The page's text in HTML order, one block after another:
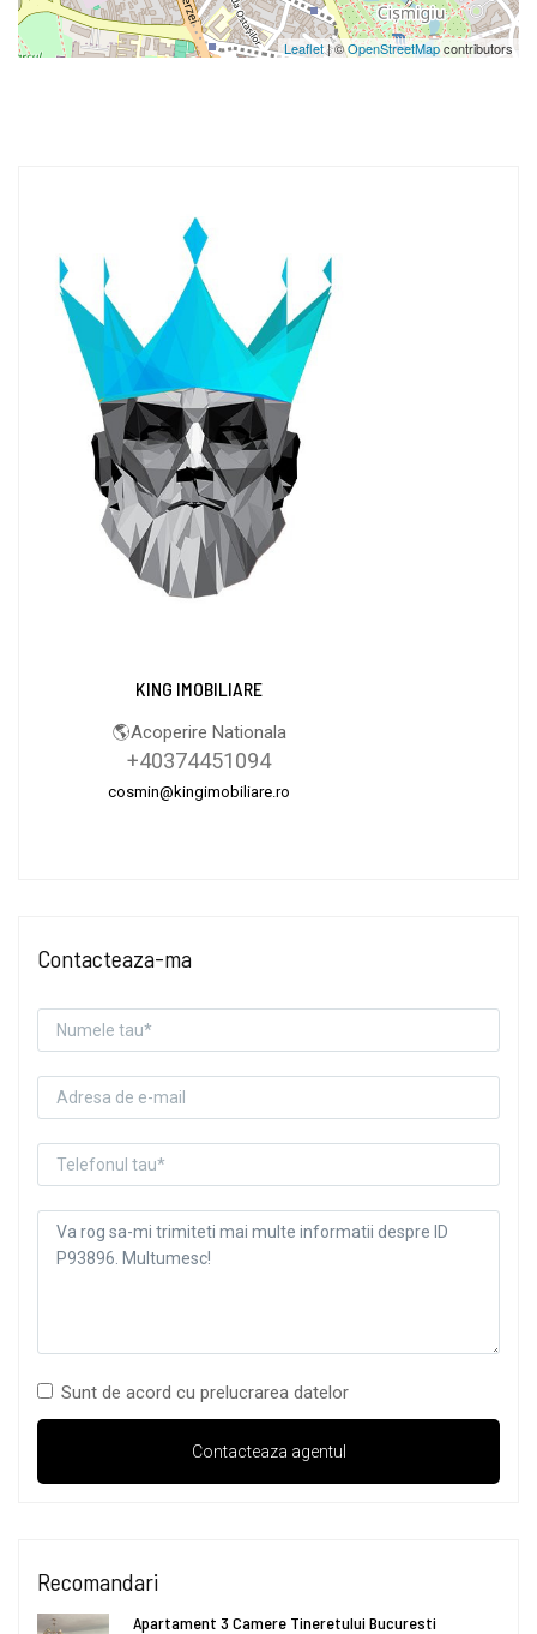
Leaflet| ©OpenStreetMapcontributors
KING IMOBILIARE
🌎Acoperire Nationala
+40374451094
cosmin@kingimobiliare.ro
Contacteaza-ma
Sunt de acord cu prelucrarea datelor
Recomandari
Apartament 3 Camere Tineretului Bucuresti